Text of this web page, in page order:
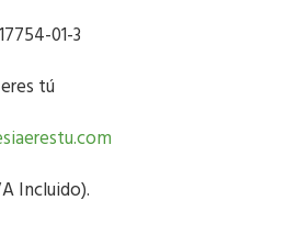
01-3
tú
Incluido).